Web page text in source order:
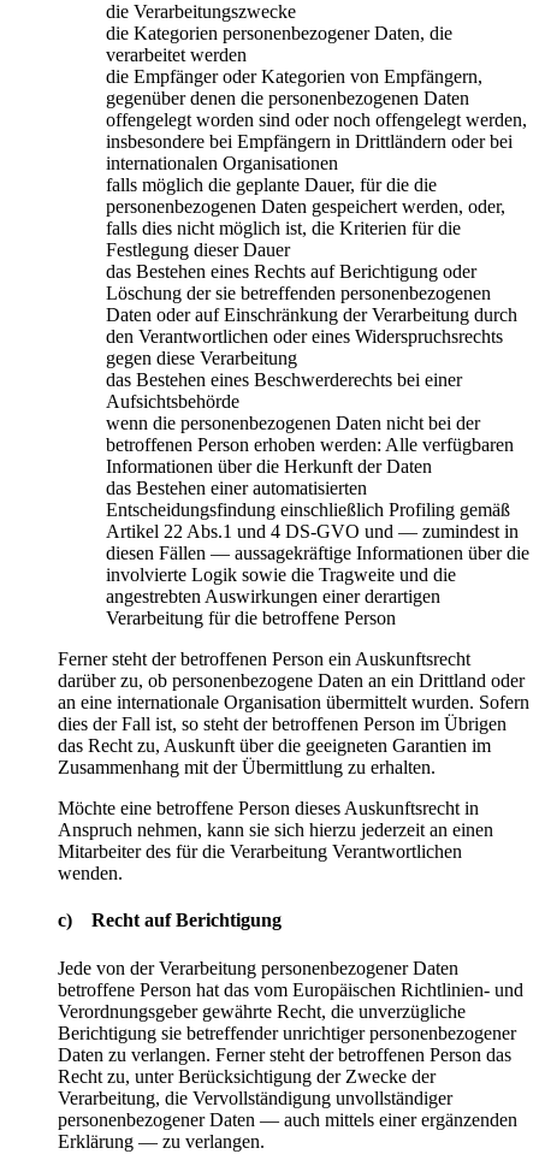
die Verarbeitungszwecke
die Kategorien personenbezogener Daten, die
verarbeitet werden
die Empfänger oder Kategorien von Empfängern,
gegenüber denen die personenbezogenen Daten
offengelegt worden sind oder noch offengelegt werden,
insbesondere bei Empfängern in Drittländern oder bei
internationalen Organisationen
falls möglich die geplante Dauer, für die die
personenbezogenen Daten gespeichert werden, oder,
falls dies nicht möglich ist, die Kriterien für die
Festlegung dieser Dauer
das Bestehen eines Rechts auf Berichtigung oder
Löschung der sie betreffenden personenbezogenen
Daten oder auf Einschränkung der Verarbeitung durch
den Verantwortlichen oder eines Widerspruchsrechts
gegen diese Verarbeitung
das Bestehen eines Beschwerderechts bei einer
Aufsichtsbehörde
wenn die personenbezogenen Daten nicht bei der
betroffenen Person erhoben werden: Alle verfügbaren
Informationen über die Herkunft der Daten
das Bestehen einer automatisierten
Entscheidungsfindung einschließlich Profiling gemäß
Artikel 22 Abs.1 und 4 DS-GVO und — zumindest in
diesen Fällen — aussagekräftige Informationen über die
involvierte Logik sowie die Tragweite und die
angestrebten Auswirkungen einer derartigen
Verarbeitung für die betroffene Person
Ferner steht der betroffenen Person ein Auskunftsrecht
darüber zu, ob personenbezogene Daten an ein Drittland oder
an eine internationale Organisation übermittelt wurden. Sofern
dies der Fall ist, so steht der betroffenen Person im Übrigen
das Recht zu, Auskunft über die geeigneten Garantien im
Zusammenhang mit der Übermittlung zu erhalten.
Möchte eine betroffene Person dieses Auskunftsrecht in
Anspruch nehmen, kann sie sich hierzu jederzeit an einen
Mitarbeiter des für die Verarbeitung Verantwortlichen
wenden.
c) Recht auf Berichtigung
Jede von der Verarbeitung personenbezogener Daten
betroffene Person hat das vom Europäischen Richtlinien- und
Verordnungsgeber gewährte Recht, die unverzügliche
Berichtigung sie betreffender unrichtiger personenbezogener
Daten zu verlangen. Ferner steht der betroffenen Person das
Recht zu, unter Berücksichtigung der Zwecke der
Verarbeitung, die Vervollständigung unvollständiger
personenbezogener Daten — auch mittels einer ergänzenden
Erklärung — zu verlangen.